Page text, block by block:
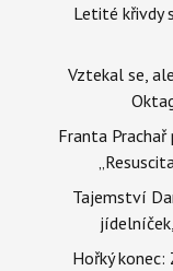
Letité křivdy
Vztekal se,
Franta
Tajemství
Hořký